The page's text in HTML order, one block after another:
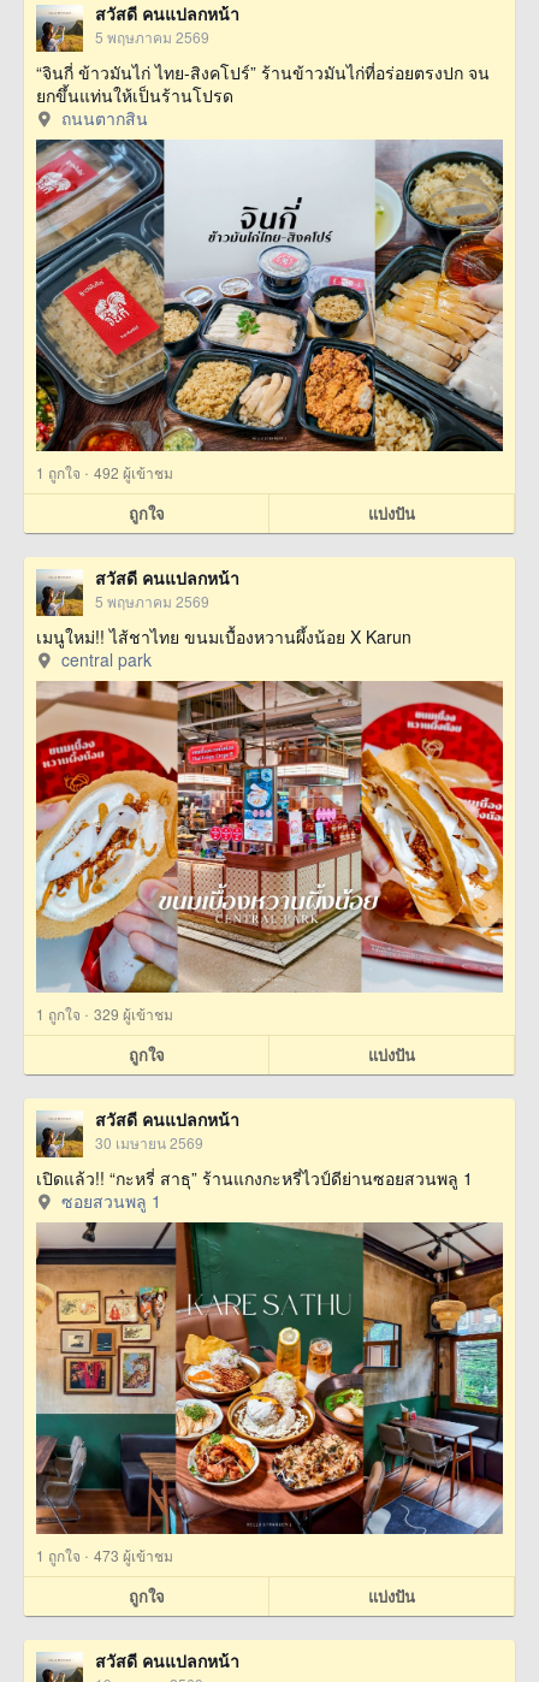
สวัสดี คนแปลกหน้า
5 พฤษภาคม 2569
“จินกี่ ข้าวมันไก่ ไทย-สิงคโปร์” ร้านข้าวมันไก่ที่อร่อยตรงปก จน
ยกขึ้นแท่นให้เป็นร้านโปรด
ถนนตากสิน
1 ถูกใจ · 492 ผู้เข้าชม
ถูกใจ แบ่งปัน
สวัสดี คนแปลกหน้า
5 พฤษภาคม 2569
เมนูใหม่!! ไส้ชาไทย ขนมเบื้องหวานผึ้งน้อย X Karun
central park
1 ถูกใจ · 329 ผู้เข้าชม
ถูกใจ แบ่งปัน
สวัสดี คนแปลกหน้า
30 เมษายน 2569
เปิดแล้ว!! “กะหรี่ สาธุ” ร้านแกงกะหรี่ไวป์ดีย่านซอยสวนพลู 1
ซอยสวนพลู 1
1 ถูกใจ · 473 ผู้เข้าชม
ถูกใจ แบ่งปัน
สวัสดี คนแปลกหน้า